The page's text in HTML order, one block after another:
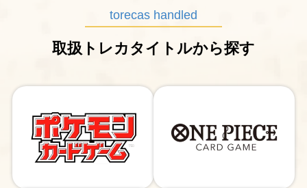
店舗情報
お問い合わせ
torecas handled
取扱トレカタイトルから探す